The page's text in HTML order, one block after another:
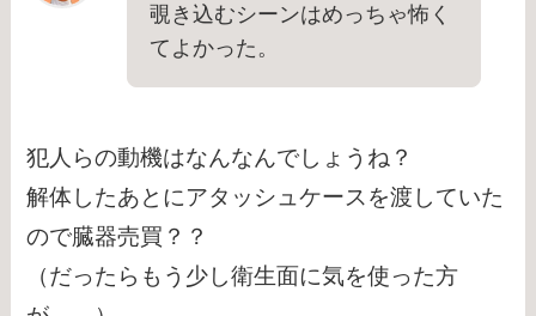
覗き込むシーンはめっちゃ怖く
てよかった。
犯人らの動機はなんなんでしょうね？
解体したあとにアタッシュケースを渡していた
ので臓器売買？？
（だったらもう少し衛生面に気を使った方